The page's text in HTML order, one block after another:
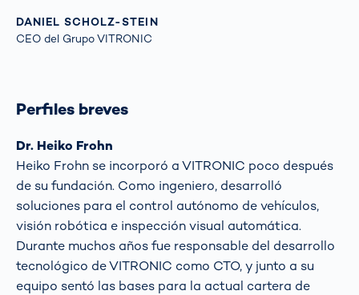
DANIEL SCHOLZ-STEIN
CEO del Grupo VITRONIC
Perfiles breves
Dr. Heiko Frohn
Heiko Frohn se incorporó a VITRONIC poco después
de su fundación. Como ingeniero, desarrolló
soluciones para el control autónomo de vehículos,
visión robótica e inspección visual automática.
Durante muchos años fue responsable del desarrollo
tecnológico de VITRONIC como CTO, y junto a su
equipo sentó las bases para la actual cartera de